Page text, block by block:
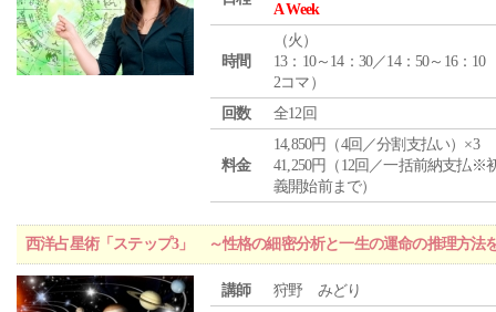
A Week
時間
（火 ）
13：10～14：30／14：50～16：10
2コマ）
回数
全12回
料金
14,850円（4回／分割支払い）×3
41,250円（12回／一括前納支払※
義開始前まで）
西洋占星術「ステップ3」 ～性格の細密分析と一生の運命の推理方法
講師 狩野 みどり